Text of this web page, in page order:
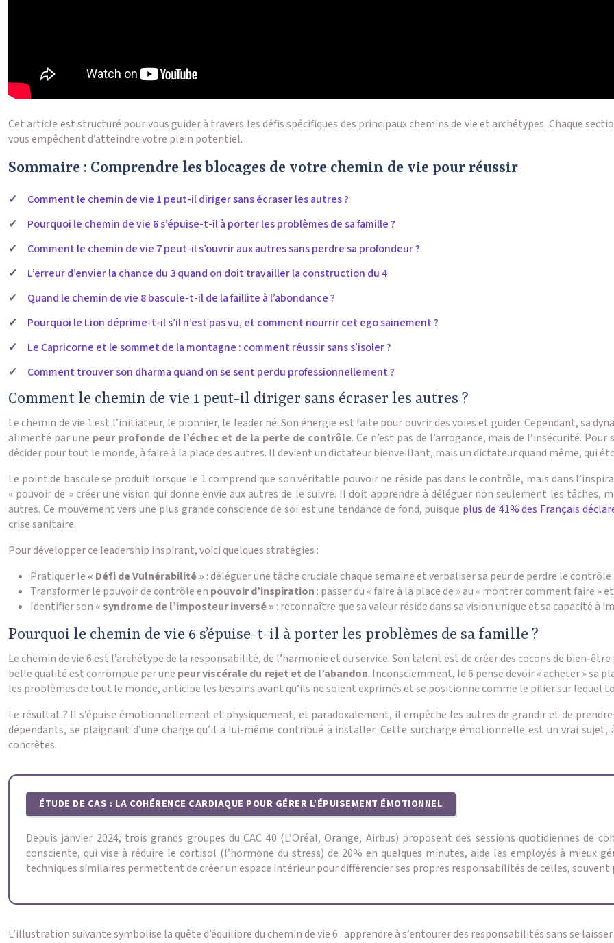
Cet article est structuré pour vous guider à travers les défis spécifiques des principaux chemins de vie et archétypes. Chaque
vous empêchent d’atteindre votre plein potentiel.
Sommaire : Comprendre les blocages de votre chemin de vie pour réussir
Comment le chemin de vie 1 peut-il diriger sans écraser les autres ?
Pourquoi le chemin de vie 6 s’épuise-t-il à porter les problèmes de sa famille ?
Comment le chemin de vie 7 peut-il s’ouvrir aux autres sans perdre sa profondeur ?
L’erreur d’envier la chance du 3 quand on doit travailler la construction du 4
Quand le chemin de vie 8 bascule-t-il de la faillite à l’abondance ?
Pourquoi le Lion déprime-t-il s’il n’est pas vu, et comment nourrir cet ego sainement ?
Le Capricorne et le sommet de la montagne : comment réussir sans s’isoler ?
Comment trouver son dharma quand on se sent perdu professionnellement ?
Comment le chemin de vie 1 peut-il diriger sans écraser les autres ?
Le chemin de vie 1 est l’initiateur, le pionnier, le leader né. Son énergie est faite pour ouvrir des voies et guider. Cependant, sa
alimenté par une peur profonde de l’échec et de la perte de contrôle. Ce n’est pas de l’arrogance, mais de l’insécurité.
décider pour tout le monde, à faire à la place des autres. Il devient un dictateur bienveillant, mais un dictateur quand même, qui
Le point de bascule se produit lorsque le 1 comprend que son véritable pouvoir ne réside pas dans le contrôle, mais dans
« pouvoir de » créer une vision qui donne envie aux autres de le suivre. Il doit apprendre à déléguer non seulement les
autres. Ce mouvement vers une plus grande conscience de soi est une tendance de fond, puisque plus de 41% des Français
crise sanitaire.
Pour développer ce leadership inspirant, voici quelques stratégies :
Pratiquer le « Défi de Vulnérabilité » : déléguer une tâche cruciale chaque semaine et verbaliser sa peur de perdre le
Transformer le pouvoir de contrôle en pouvoir d’inspiration : passer du « faire à la place de » au « montrer comment faire »
Identifier son « syndrome de l’imposteur inversé » : reconnaître que sa valeur réside dans sa vision unique et sa capacité à
Pourquoi le chemin de vie 6 s’épuise-t-il à porter les problèmes de sa famille ?
Le chemin de vie 6 est l’archétype de la responsabilité, de l’harmonie et du service. Son talent est de créer des cocons de bien-
belle qualité est corrompue par une peur viscérale du rejet et de l’abandon. Inconsciemment, le 6 pense devoir « acheter » sa
les problèmes de tout le monde, anticipe les besoins avant qu’ils ne soient exprimés et se positionne comme le pilier sur lequel
Le résultat ? Il s’épuise émotionnellement et physiquement, et paradoxalement, il empêche les autres de grandir et de
dépendants, se plaignant d’une charge qu’il a lui-même contribué à installer. Cette surcharge émotionnelle est un vrai
concrètes.
ÉTUDE DE CAS : LA COHÉRENCE CARDIAQUE POUR GÉRER L’ÉPUISEMENT ÉMOTIONNEL
Depuis janvier 2024, trois grands groupes du CAC 40 (L’Oréal, Orange, Airbus) proposent des sessions quotidiennes de
consciente, qui vise à réduire le cortisol (l’hormone du stress) de 20% en quelques minutes, aide les employés à mieux
techniques similaires permettent de créer un espace intérieur pour différencier ses propres responsabilités de celles, souvent
L’illustration suivante symbolise la quête d’équilibre du chemin de vie 6 : apprendre à s’entourer des responsabilités sans se